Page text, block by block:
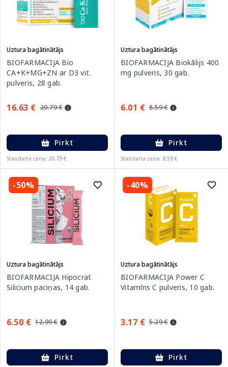
Uztura bagātinātājs
BIOFARMACIJA Bio
CA+K+MG+ZN ar D3 vit.
pulveris, 28 gab.
16.63 € 20.79 €
Pirkt
Standarta cena: 20.79 €
Uztura bagātinātājs
BIOFARMACIJA Biokālijs 400
mg pulveris, 30 gab.
6.01 € 8.59 €
Pirkt
Standarta cena: 8.59 €
-50%
Uztura bagātinātājs
BIOFARMACIJA Hipocrat
Silicium paciņas, 14 gab.
6.50 € 12.99 €
Pirkt
-40%
Uztura bagātinātājs
BIOFARMACIJA Power C
Vitamīns C pulveris, 10 gab.
3.17 € 5.29 €
Pirkt